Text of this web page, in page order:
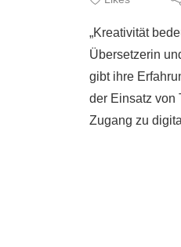
„Kreativität
Übersetzerin
gibt ihre
der Einsatz von
Zugang zu